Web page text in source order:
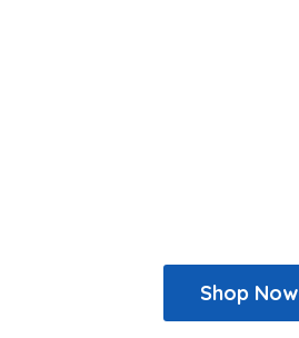
Shop Now